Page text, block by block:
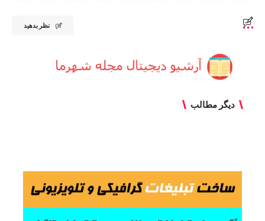
نظر بدهید
دیگر مطالب